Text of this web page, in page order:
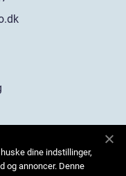
dine indstillinger,
og annoncer. Denne